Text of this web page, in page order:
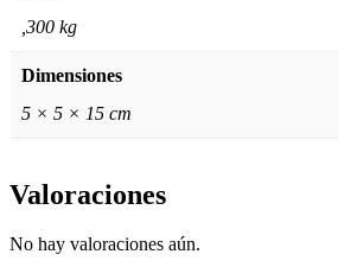
,300 kg
Dimensiones
5 × 5 × 15 cm
Valoraciones
No hay valoraciones aún.